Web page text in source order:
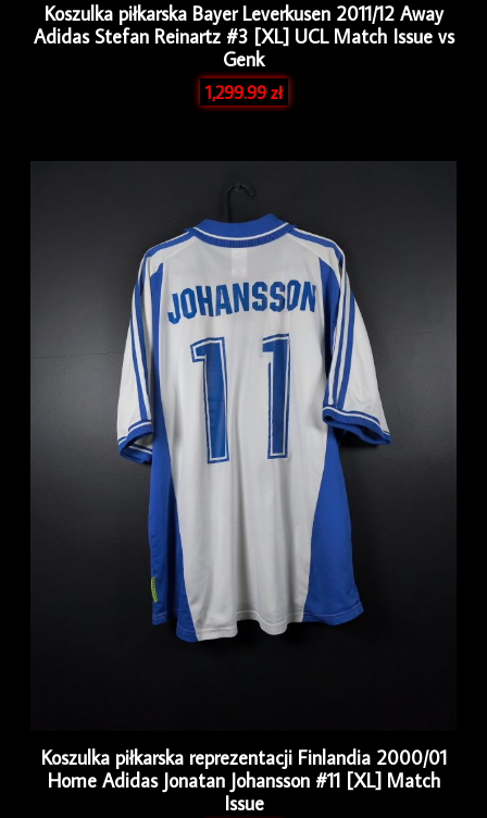
Koszulka piłkarska Bayer Leverkusen 2011/12 Away
Adidas Stefan Reinartz #3 [XL] UCL Match Issue vs
Genk
1,299.99zł
Koszulka piłkarska reprezentacji Finlandia 2000/01
Home Adidas Jonatan Johansson #11 [XL] Match
Issue